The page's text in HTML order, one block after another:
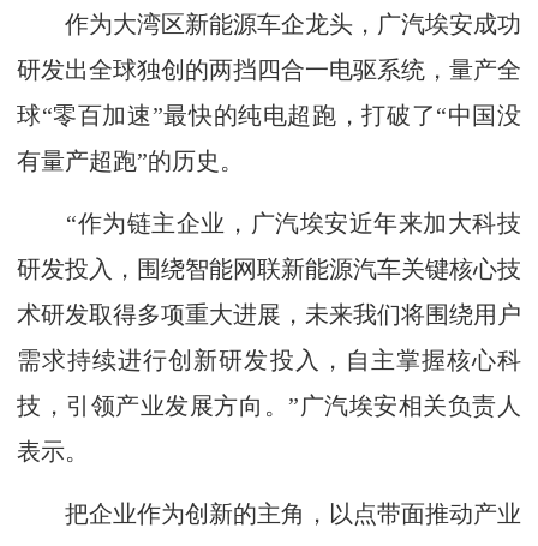
作为大湾区新能源车企龙头，广汽埃安成功
研发出全球独创的两挡四合一电驱系统，量产全
球“零百加速”最快的纯电超跑，打破了“中国没
有量产超跑”的历史。
“作为链主企业，广汽埃安近年来加大科技
研发投入，围绕智能网联新能源汽车关键核心技
术研发取得多项重大进展，未来我们将围绕用户
需求持续进行创新研发投入，自主掌握核心科
技，引领产业发展方向。”广汽埃安相关负责人
表示。
把企业作为创新的主角，以点带面推动产业